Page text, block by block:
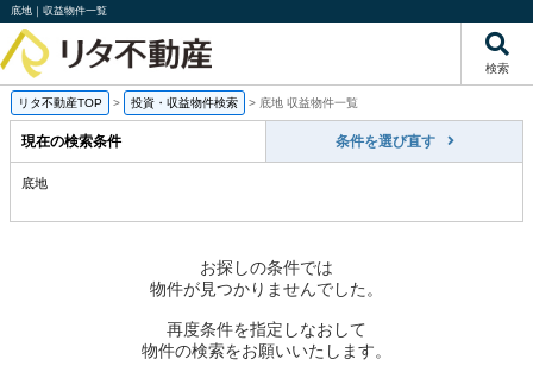
底地｜収益物件一覧
検索
リタ不動産TOP > 投資・収益物件検索 > 底地 収益物件一覧
現在の検索条件 条件を選び直す
底地
お探しの条件では
物件が見つかりませんでした。
再度条件を指定しなおして
物件の検索をお願いいたします。